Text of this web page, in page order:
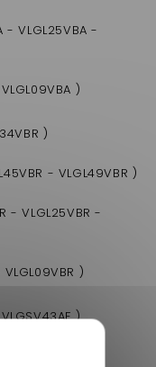
VLGL25VBA -
)
)
- VLGL49VBR )
- VLGL25VBR -
)
)
)